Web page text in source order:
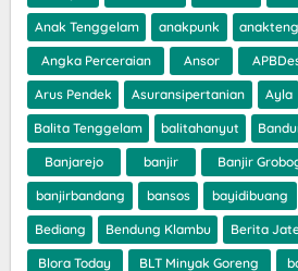
Anak Tenggelam anakpunk
Angka Perceraian Ansor
Arus Pendek Asuransipertanian Ayla
Balita Tenggelam balitahanyut
Banjarejo banjir Banjir
banjirbandang bansos bayidibuang
Bediang Bendung Klambu Berita
Blora Today BLT Minyak Goreng